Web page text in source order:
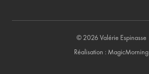
© 2026 Valérie Espinasse
Réalisation : MagicMorning